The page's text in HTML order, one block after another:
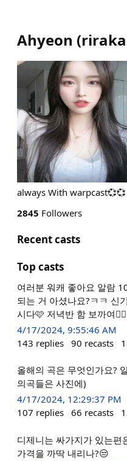
Ahyeon (
always With warpcast💞💞
2845 Followers
Recent casts
Top casts
여러분 워캐 좋아요 알람
되는 거 아셨나요?ㅋㅋ 신
시다🩷 저녁반 함 보까여
4/17/2024, 9:55:46 AM
143 replies 90 recasts
올해의 곡은 무엇인가요?
의곡들은 사진에)
4/17/2024, 12:29:37 PM
107 replies 66 recasts
디제니는 싸가지가 있는편
가격을 까딱 내리나?😒